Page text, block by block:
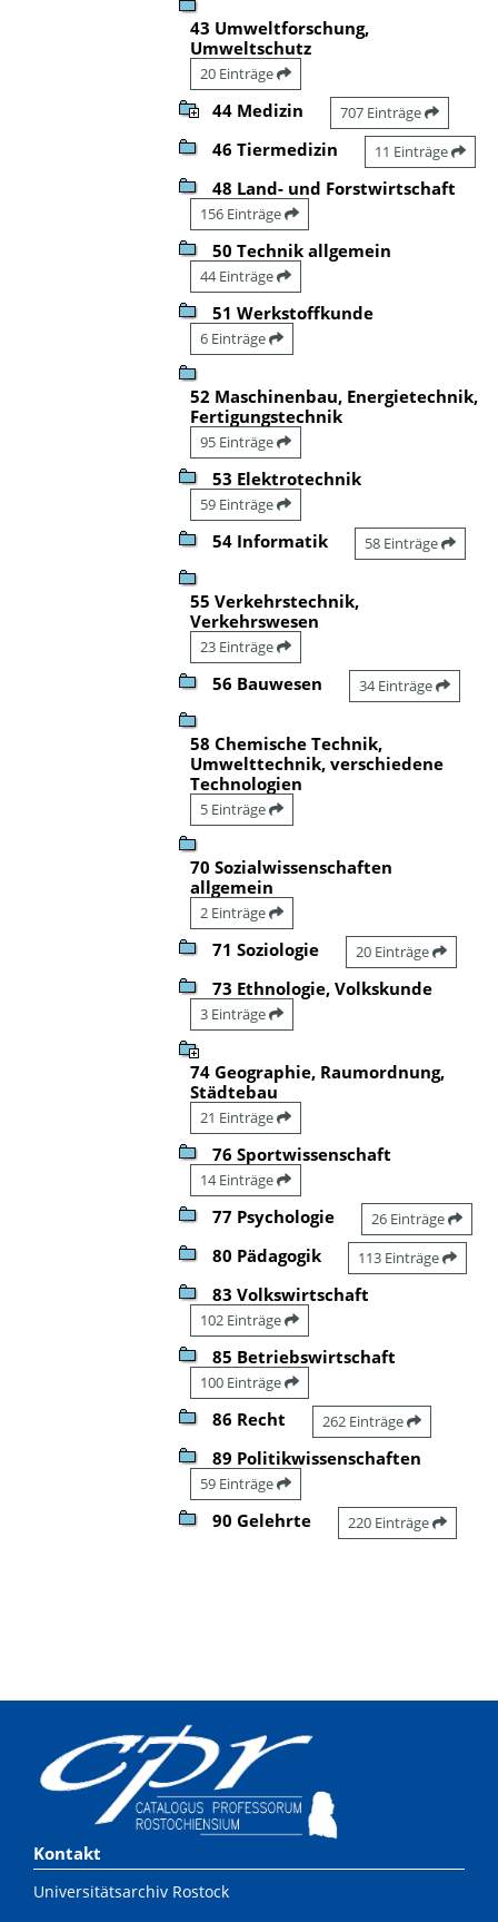
43 Umweltforschung,
Umweltschutz
20 Einträge
44 Medizin 707 Einträge
46 Tiermedizin 11 Einträge
48 Land- und Forstwirtschaft
156 Einträge
50 Technik allgemein
44 Einträge
51 Werkstoffkunde
6 Einträge
52 Maschinenbau, Energietechnik,
Fertigungstechnik
95 Einträge
53 Elektrotechnik
59 Einträge
54 Informatik 58 Einträge
55 Verkehrstechnik,
Verkehrswesen
23 Einträge
56 Bauwesen 34 Einträge
58 Chemische Technik,
Umwelttechnik, verschiedene
Technologien
5 Einträge
70 Sozialwissenschaften
allgemein
2 Einträge
71 Soziologie 20 Einträge
73 Ethnologie, Volkskunde
3 Einträge
74 Geographie, Raumordnung,
Städtebau
21 Einträge
76 Sportwissenschaft
14 Einträge
77 Psychologie 26 Einträge
80 Pädagogik 113 Einträge
83 Volkswirtschaft
102 Einträge
85 Betriebswirtschaft
100 Einträge
86 Recht 262 Einträge
89 Politikwissenschaften
59 Einträge
90 Gelehrte 220 Einträge
Kontakt
Universitätsarchiv Rostock